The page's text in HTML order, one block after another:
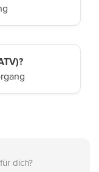
dich?